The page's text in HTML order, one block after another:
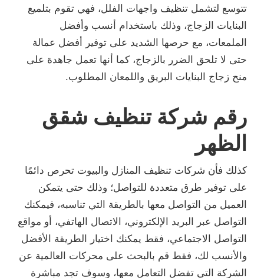
تتوسع لتشمل تنظيف واجهات الفلل، فهي تقوم بتلميع
البنايات الزجاج، وذلك باستخدام أنسب وأفضل
الملمعات، مع حرصها الشديد على توفير أفضل عمالة
حتى لا تلحق الضرر بالزجاج، كما أنها تعمل جاهدة على
منح زجاج البنايات البريق واللمعان المطلوب.
رقم شركة تنظيف شقق
الظهر
كذلك فأن شركات تنظيف المنازل والبيوت تحرص دائمًا
على توفير طرق متعددة للتواصل؛ وذلك حتى يتمكن
العميل من التواصل معها بالطريقة التي تناسبه، فيمكنك
التواصل عبر البريد الإلكتروني، الاتصال الهاتفي، أو مواقع
التواصل الاجتماعي، فقط يمكنك اختيار الطريقة الأفضل
والأنسب لك، فقط قم بالبحث على محركات العالمية عن
الشركة التي تفضل التعامل معها، وسوف تجد مباشرة